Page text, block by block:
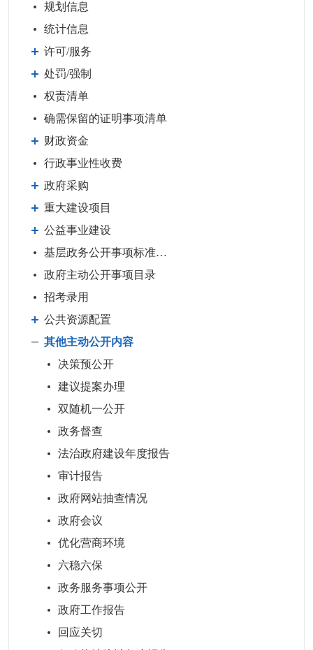
规划信息
统计信息
许可/服务
处罚/强制
权责清单
确需保留的证明事项清单
财政资金
行政事业性收费
政府采购
重大建设项目
公益事业建设
基层政务公开事项标准目录
政府主动公开事项目录
招考录用
公共资源配置
其他主动公开内容
决策预公开
建议提案办理
双随机一公开
政务督查
法治政府建设年度报告
审计报告
政府网站抽查情况
政府会议
优化营商环境
六稳六保
政务服务事项公开
政府工作报告
回应关切